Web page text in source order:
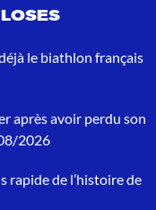
le biathlon français
après avoir perdu son
2026
rapide de l’histoire de